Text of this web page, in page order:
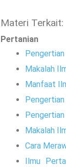
Materi Terkait:
Pertanian
Makalah
Manfaat
Makalah
Cara
Ilmu